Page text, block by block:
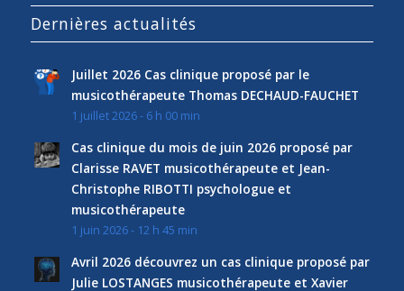
Dernières actualités
Juillet 2026 Cas clinique proposé par le
musicothérapeute Thomas DECHAUD-FAUCHET
1 juillet 2026 - 6 h 00 min
Cas clinique du mois de juin 2026 proposé par
Clarisse RAVET musicothérapeute et Jean-
Christophe RIBOTTI psychologue et
musicothérapeute
1 juin 2026 - 12 h 45 min
Avril 2026 découvrez un cas clinique proposé par
Julie LOSTANGES musicothérapeute et Xavier